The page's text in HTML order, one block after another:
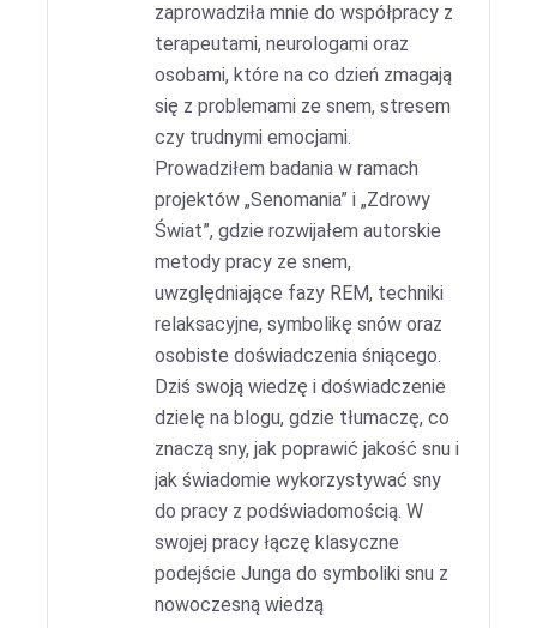
zaprowadziła mnie do współpracy z
terapeutami, neurologami oraz
osobami, które na co dzień zmagają
się z problemami ze snem, stresem
czy trudnymi emocjami.
Prowadziłem badania w ramach
projektów „Senomania” i „Zdrowy
Świat”, gdzie rozwijałem autorskie
metody pracy ze snem,
uwzględniające fazy REM, techniki
relaksacyjne, symbolikę snów oraz
osobiste doświadczenia śniącego.
Dziś swoją wiedzę i doświadczenie
dzielę na blogu, gdzie tłumaczę, co
znaczą sny, jak poprawić jakość snu i
jak świadomie wykorzystywać sny
do pracy z podświadomością. W
swojej pracy łączę klasyczne
podejście Junga do symboliki snu z
nowoczesną wiedzą